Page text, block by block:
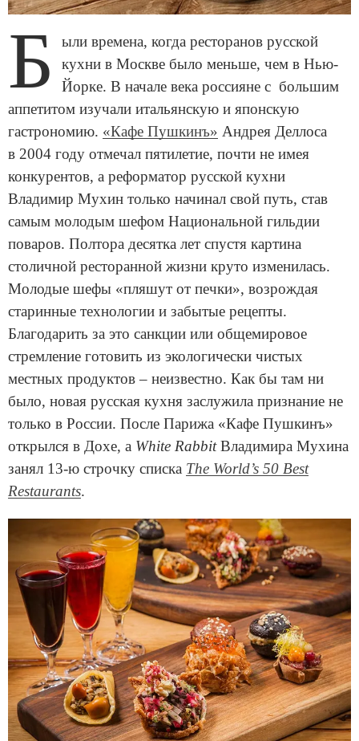
Б
ыли времена, когда ресторанов русской
кухни в Москве было меньше, чем в Нью-
Йорке. В начале века россияне с большим
аппетитом изучали итальянскую и японскую
гастрономию. «Кафе Пушкинъ» Андрея Деллоса
в 2004 году отмечал пятилетие, почти не имея
конкурентов, а реформатор русской кухни
Владимир Мухин только начинал свой путь, став
самым молодым шефом Национальной гильдии
поваров. Полтора десятка лет спустя картина
столичной ресторанной жизни круто изменилась.
Молодые шефы «пляшут от печки», возрождая
старинные технологии и забытые рецепты.
Благодарить за это санкции или общемировое
стремление готовить из экологически чистых
местных продуктов – неизвестно. Как бы там ни
было, новая русская кухня заслужила признание не
только в России. После Парижа «Кафе Пушкинъ»
открылся в Дохе, а White RabbitВладимира Мухина
занял 13-ю строчку списка The World’s 50 Best
Restaurants.